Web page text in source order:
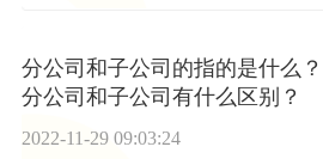
分公司和子公司的指的是什么？
分公司和子公司有什么区别？
2022-11-29 09:03:24